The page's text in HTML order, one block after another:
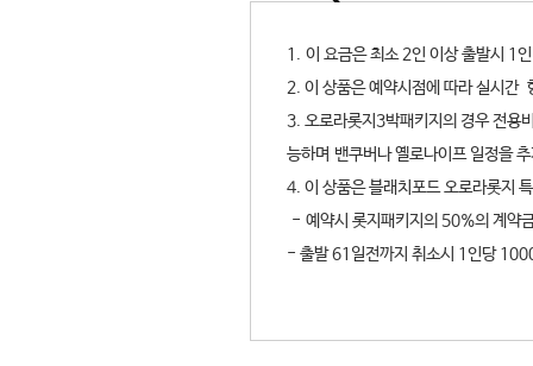
1. 이 요금은 최소 2인 이상 출발시 1
2. 이 상품은 예약시점에 따라 실시간
3. 오로라롯지3박패키지의 경우 전용
능하며 밴쿠버나 옐로나이프 일정을
4. 이 상품은 블래치포드 오로라롯지
- 예약시 롯지패키지의 50%의 계약
- 출발 61일전까지 취소시 1인당